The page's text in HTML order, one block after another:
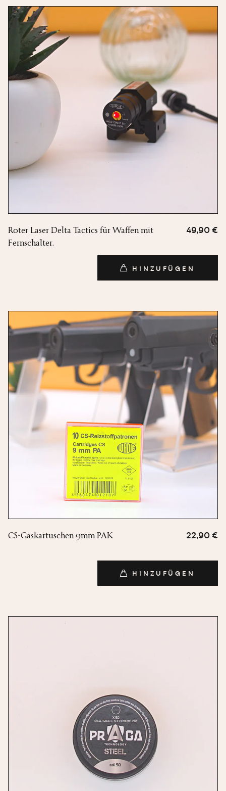
Roter Laser Delta Tactics für Waffen mit
Fernschalter.
49,90 €
HINZUFÜGEN
CS-Gaskartuschen 9mm PAK 22,90 €
HINZUFÜGEN